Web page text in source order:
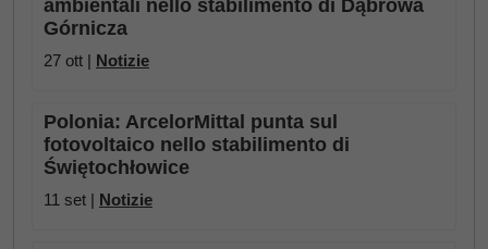
ambientali nello stabilimento di Dąbrowa
Górnicza
27 ott | Notizie
Polonia: ArcelorMittal punta sul
fotovoltaico nello stabilimento di
Świętochłowice
11 set | Notizie